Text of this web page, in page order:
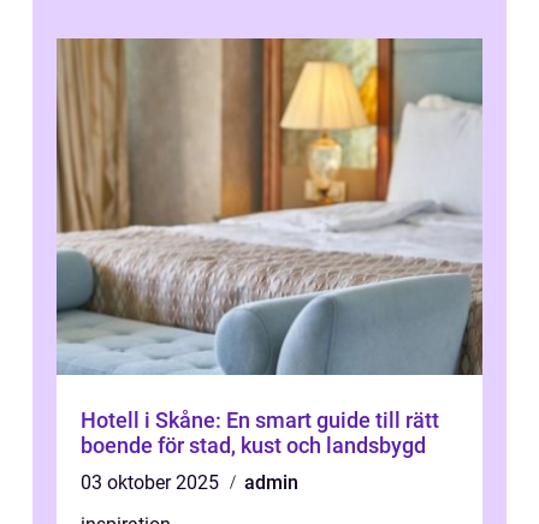
Hotell i Skåne: En smart guide till rätt
boende för stad, kust och landsbygd
03 oktober 2025
admin